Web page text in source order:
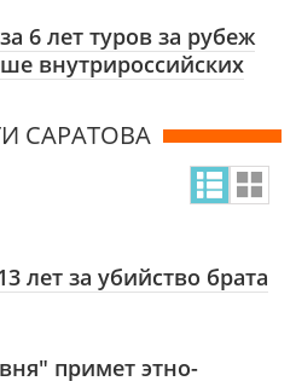
6 лет туров за рубеж
внутрироссийских
САРАТОВА
лет за убийство брата
примет этно-